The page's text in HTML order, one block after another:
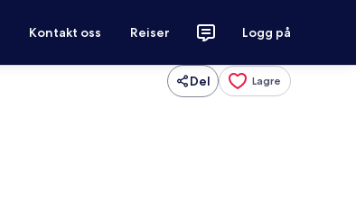
Kontakt oss Reiser Logg på
Del Lagre